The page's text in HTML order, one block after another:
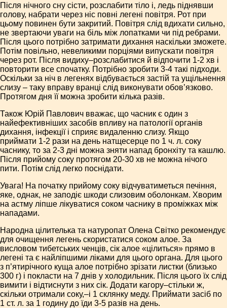
Після нічного сну сісти, розслабити тіло і, ледь піднявши
голову, набрати через ніс повні легені повітря. Рот при
цьому повинен бути закритий. Повітря слід вдихати сильно,
не звертаючи уваги на біль між лопатками чи під ребрами.
Після цього потрібно затримати дихання наскільки зможете.
Потім повільно, невеликими порціями випускати повітря
через рот. Після видиху–розслабитися й відпочити 1-2 хв і
повторити все спочатку. Потрібно зробити 3-4 такі підходи.
Оскільки за ніч в легенях відбувається застій та ущільнення
слизу – таку вправу вранці слід виконувати обов’язково.
Протягом дня її можна зробити кілька разів.
Також Юрій Павлович вважає, що часник є один з
найефективніших засобів впливу на патології органів
дихання, інфекції і сприяє видаленню слизу. Якщо
приймати 1-2 рази на день натщесерце по 1 ч. л. соку
часнику, то за 2-3 дні можна зняти напад бронхіту та кашлю.
Після прийому соку протягом 20-30 хв не можна нічого
пити. Потім слід легко поснідати.
Увага! На початку прийому соку відчуватиметься печіння,
яке, однак, не заподіє шкоди слизовим оболонкам. Хворим
на астму ліпше лікуватися соком часнику в проміжках між
нападами.
Народна цілителька та натуропат Олена Світко рекомендує
для очищення легень скористатися соком алое. За
висловом тибетських ченців, сік алое «цілиться» прямо в
легені та є найліпшими ліками для цього органа. Для цього
з п’ятирічного куща алое потрібно зрізати листки (близько
300 г) і покласти на 7 днів у холодильник. Після цього їх слід
вимити і відтиснути з них сік. Додати кагору–стільки ж,
скільки отримали соку,–і 1 склянку меду. Приймати засіб по
1 ст. л. за 1 годину до їди 3-5 разів на день.